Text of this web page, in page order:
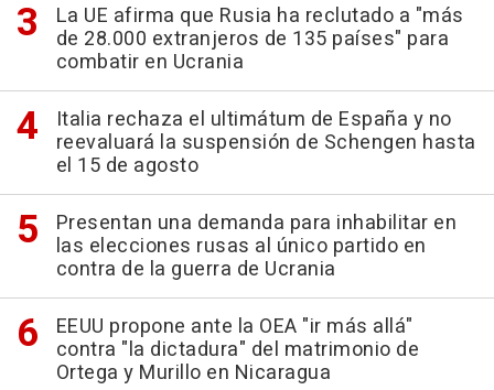
La UE afirma que Rusia ha reclutado a "más
de 28.000 extranjeros de 135 países" para
combatir en Ucrania
Italia rechaza el ultimátum de España y no
reevaluará la suspensión de Schengen hasta
el 15 de agosto
Presentan una demanda para inhabilitar en
las elecciones rusas al único partido en
contra de la guerra de Ucrania
EEUU propone ante la OEA "ir más allá"
contra "la dictadura" del matrimonio de
Ortega y Murillo en Nicaragua